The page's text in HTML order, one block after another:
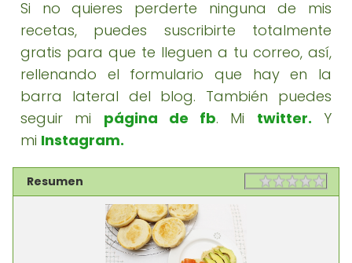
Si no quieres perderte ninguna de mis
recetas, puedes suscribirte totalmente
gratis para que te lleguen a tu correo, así,
rellenando el formulario que hay en la
barra lateral del blog. También puedes
seguir mi página de fb. Mi twitter. Y
mi Instagram.
Resumen Rating